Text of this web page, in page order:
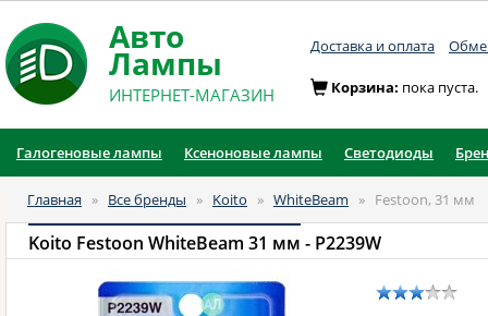
Авто
Лампы
ИНТЕРНЕТ-МАГАЗИН
Доставка и оплата
Корзина: пока пуста.
Галогеновые лампы Ксеноновые лампы Светодиоды
Главная » Все бренды » Koito » WhiteBeam » Festoon, 31 мм
Koito Festoon WhiteBeam 31 мм - P2239W